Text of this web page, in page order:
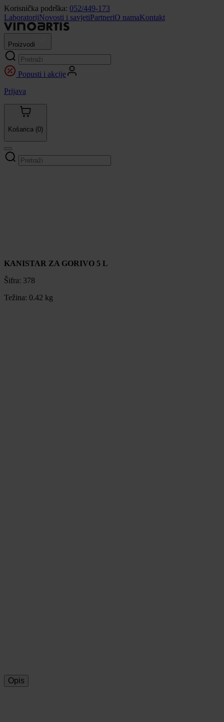
Korisnička podrška: 052/449-173
LaboratorijNovosti i savjetiPartneriO namaKontakt
Proizvodi
Popusti i akcije
Prijava
Košarica (0)
KANISTAR ZA GORIVO 5 L
Šifra: 378
Težina: 0.42 kg
Opis